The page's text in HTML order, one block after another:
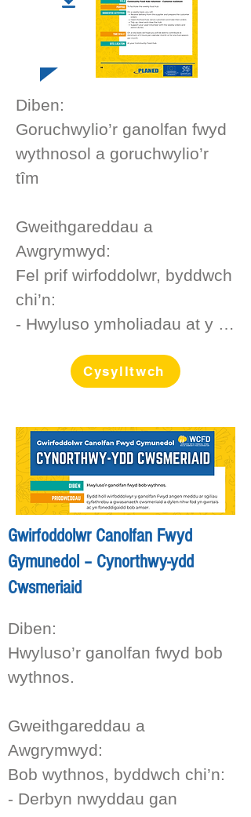
Diben:
Goruchwylio’r ganolfan fwyd
wythnosol a goruchwylio’r
tîm
Gweithgareddau a
Awgrymwyd:
Fel prif wirfoddolwr, byddwch
chi’n:
- Hwyluso ymholiadau at y
- Goruchwylio’r broses o
- Goruchwylio’r broses o
farchnata a hyrwyddo’r
ganolfan fwyd yn y gymuned
- Cysylltu â’r lleoliad,
cyflenwr/cyflenwyr a thîm
DBCC
- Trefnu archebion y
- Goruchwylio Gwirfoddolwyr
- Cynorthwyol y Cwsmeriaid
Wirfoddolwyr Cynorthwyol y
Cwsmeriaid i ymgymryd â
rhai o’r tasgau uchod, fel
ymateb i ymholiadau a
Cysylltwch
Gwirfoddolwr Canolfan Fwyd
Gymunedol – Cynorthwy-ydd
Cwsmeriaid
Diben:
Hwyluso’r ganolfan fwyd bob
wythnos.
Gweithgareddau a
Awgrymwyd:
Bob wythnos, byddwch chi’n:
- Derbyn nwyddau gan